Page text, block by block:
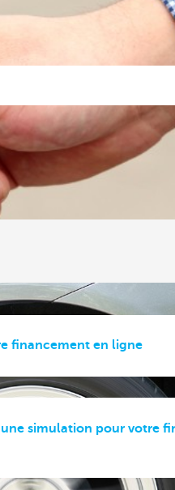
financement en ligne
simulation pour votre